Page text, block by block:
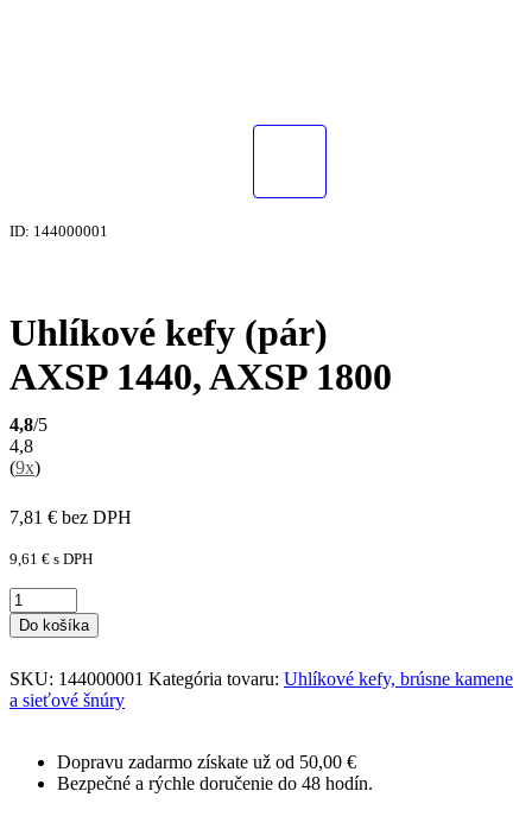
ID: 144000001
Uhlíkové kefy (pár)
AXSP 1440, AXSP 1800
4,8/5
4,8
(9x)
7,81 € bez DPH
9,61 € s DPH
Do košíka
SKU: 144000001 Kategória tovaru: Uhlíkové kefy, brúsne kamene
a sieťové šnúry
Dopravu zadarmo získate už od 50,00 €
Bezpečné a rýchle doručenie do 48 hodín.